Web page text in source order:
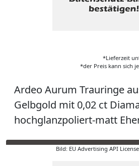
*Lieferzeit
*der Preis kann sich
Ardeo Aurum Trauringe
Gelbgold mit 0,02 ct
hochglanzpoliert-matt
Bild: EU Advertising API